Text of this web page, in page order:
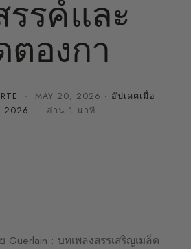
รรค์และ
ตองกา
·MAY 20, 2026 · อัปเดตเมื่อ
2026
· อ่าน 1 นาที
Guerlain : บทเพลงสรรเสริญเมล็ด